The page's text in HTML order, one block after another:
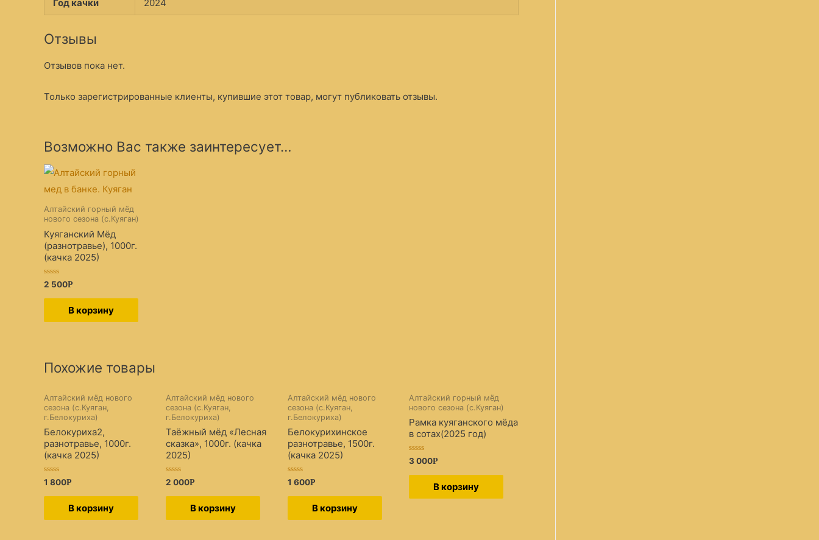
Год качки 2024
Отзывы
Отзывов пока нет.
Только зарегистрированные клиенты, купившие этот товар, могут публиковать отзывы.
Возможно Вас также заинтересует…
Алтайский горный мёд
нового сезона (с.Куяган)
Куяганский Мёд
(разнотравье), 1000г.
(качка 2025)
Оценка
0
из
2 500Р
В корзину
Похожие товары
Алтайский мёд нового
сезона (с.Куяган,
г.Белокуриха)
Белокуриха2,
разнотравье, 1000г.
(качка 2025)
Оценка
0
из
1 800Р
В корзину
Алтайский мёд нового
сезона (с.Куяган,
г.Белокуриха)
Таёжный мёд «Лесная
сказка», 1000г. (качка
2025)
Оценка
0
из
2 000Р
В корзину
Алтайский мёд нового
сезона (с.Куяган,
г.Белокуриха)
Белокурихинское
разнотравье, 1500г.
(качка 2025)
Оценка
0
из
1 600Р
В корзину
Алтайский горный мёд
нового сезона (с.Куяган)
Рамка куяганского мёда
в сотах(2025 год)
Оценка
0
из
3 000Р
В корзину